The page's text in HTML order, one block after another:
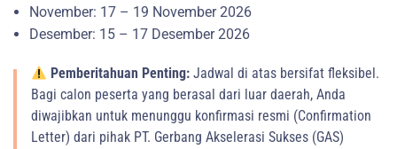
November: 17 – 19 November 2026
Desember: 15 – 17 Desember 2026
Pemberitahuan Penting: Jadwal di atas bersifat fleksibel.
Bagi calon peserta yang berasal dari luar daerah, Anda
diwajibkan untuk menunggu konfirmasi resmi (Confirmation
Letter) dari pihak PT. Gerbang Akselerasi Sukses (GAS)